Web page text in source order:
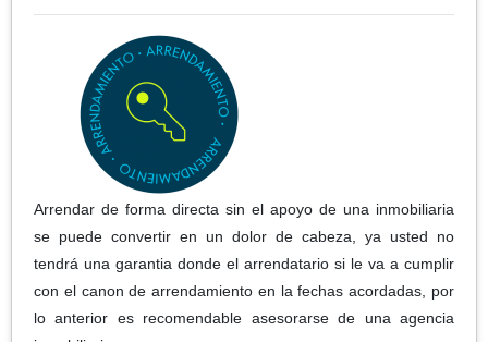
Arrendar de forma directa sin el apoyo de una inmobiliaria
se puede convertir en un dolor de cabeza, ya usted no
tendrá una garantia donde el arrendatario si le va a cumplir
con el canon de arrendamiento en la fechas acordadas, por
lo anterior es recomendable asesorarse de una agencia